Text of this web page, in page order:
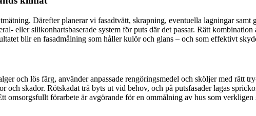
Därefter planerar vi fasadtvätt, skrapning, eventuella lagningar
eller silikonhartsbaserade system för puts där det passar. Rätt
blir en fasadmålning som håller kulör och glans – och som effektivt
och lös färg, använder anpassade rengöringsmedel och sköljer med rätt
skador. Rötskadat trä byts ut vid behov, och på putsfasader lagas
förarbete är avgörande för en ommålning av hus som verkligen